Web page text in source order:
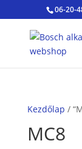
06-20-
Kezdőlap /
MC8